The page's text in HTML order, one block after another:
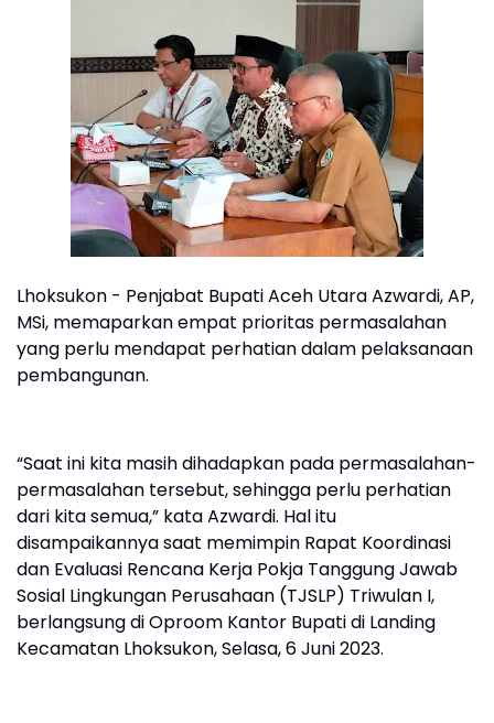
Lhoksukon - Penjabat Bupati Aceh Utara Azwardi, AP,
MSi, memaparkan empat prioritas permasalahan
yang perlu mendapat perhatian dalam pelaksanaan
pembangunan.
“Saat ini kita masih dihadapkan pada permasalahan-
permasalahan tersebut, sehingga perlu perhatian
dari kita semua,” kata Azwardi. Hal itu
disampaikannya saat memimpin Rapat Koordinasi
dan Evaluasi Rencana Kerja Pokja Tanggung Jawab
Sosial Lingkungan Perusahaan (TJSLP) Triwulan I,
berlangsung di Oproom Kantor Bupati di Landing
Kecamatan Lhoksukon, Selasa, 6 Juni 2023.